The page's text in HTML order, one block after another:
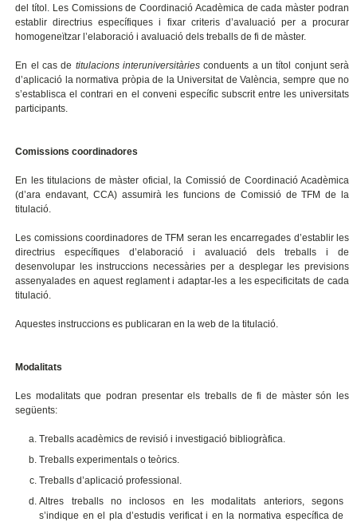
del títol. Les Comissions de Coordinació Acadèmica de cada màster podran
establir directrius específiques i fixar criteris d’avaluació per a procurar
homogeneïtzar l’elaboració i avaluació dels treballs de fi de màster.
En el cas de titulacions interuniversitàriesconduents a un títol conjunt serà
d’aplicació la normativa pròpia de la Universitat de València, sempre que no
s’establisca el contrari en el conveni específic subscrit entre les universitats
participants.
Comissions coordinadores
En les titulacions de màster oficial, la Comissió de Coordinació Acadèmica
(d’ara endavant, CCA) assumirà les funcions de Comissió de TFM de la
titulació.
Les comissions coordinadores de TFM seran les encarregades d’establir les
directrius específiques d’elaboració i avaluació dels treballs i de
desenvolupar les instruccions necessàries per a desplegar les previsions
assenyalades en aquest reglament i adaptar-les a les especificitats de cada
titulació.
Aquestes instruccions es publicaran en la web de la titulació.
Modalitats
Les modalitats que podran presentar els treballs de fi de màster són les
següents:
Treballs acadèmics de revisió i investigació bibliogràfica.
Treballs experimentals o teòrics.
Treballs d’aplicació professional.
Altres treballs no inclosos en les modalitats anteriors, segons
s’indique en el pla d’estudis verificat i en la normativa específica de